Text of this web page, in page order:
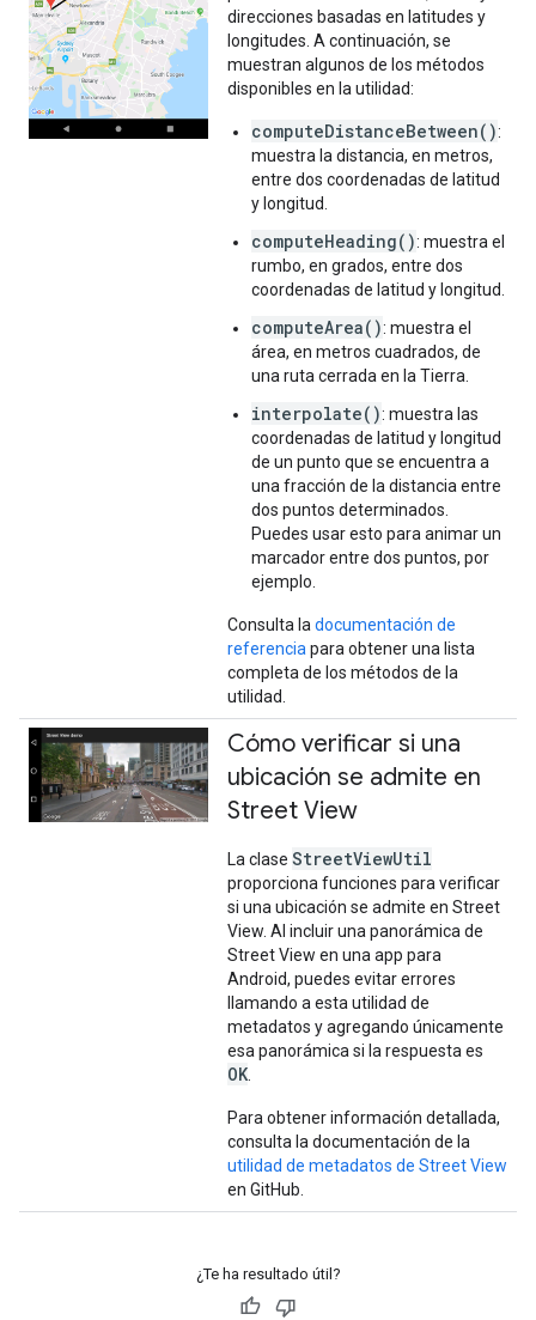
direcciones basadas en latitudes y
longitudes. A continuación, se
muestran algunos de los métodos
disponibles en la utilidad:
computeDistanceBetween():
muestra la distancia, en metros,
entre dos coordenadas de latitud
y longitud.
computeHeading(): muestra el
rumbo, en grados, entre dos
coordenadas de latitud y longitud.
computeArea(): muestra el
área, en metros cuadrados, de
una ruta cerrada en la Tierra.
interpolate(): muestra las
coordenadas de latitud y longitud
de un punto que se encuentra a
una fracción de la distancia entre
dos puntos determinados.
Puedes usar esto para animar un
marcador entre dos puntos, por
ejemplo.
Consulta la documentación de
referencia para obtener una lista
completa de los métodos de la
utilidad.
Cómo verificar si una
ubicación se admite en
Street View
La clase StreetViewUtil
proporciona funciones para verificar
si una ubicación se admite en Street
View. Al incluir una panorámica de
Street View en una app para
Android, puedes evitar errores
llamando a esta utilidad de
metadatos y agregando únicamente
esa panorámica si la respuesta es
OK
Para obtener información detallada,
consulta la documentación de la
utilidad de metadatos de Street View
en GitHub.
¿Te ha resultado útil?